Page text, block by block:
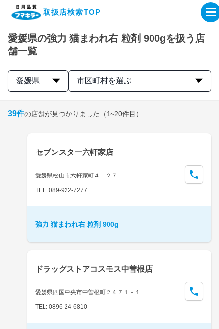
取扱店検索TOP
企業・IR情報サイト
製品情報サイト
取扱店検索はこちら
愛媛県の強力 猫まわれ右 粒剤 900gを扱う店
舗一覧
愛媛県 市区町村を選ぶ
39件の店舗が見つかりました （1~20件目）
セブンスター六軒家店
愛媛県松山市六軒家町４－２７
TEL: 089-922-7277
強力 猫まわれ右 粒剤 900g
ドラッグストアコスモス中曽根店
愛媛県四国中央市中曽根町２４７１－１
TEL: 0896-24-6810